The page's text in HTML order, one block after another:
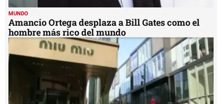
MUNDO
Amancio Ortega desplaza a Bill Gates como el
hombre más rico del mundo